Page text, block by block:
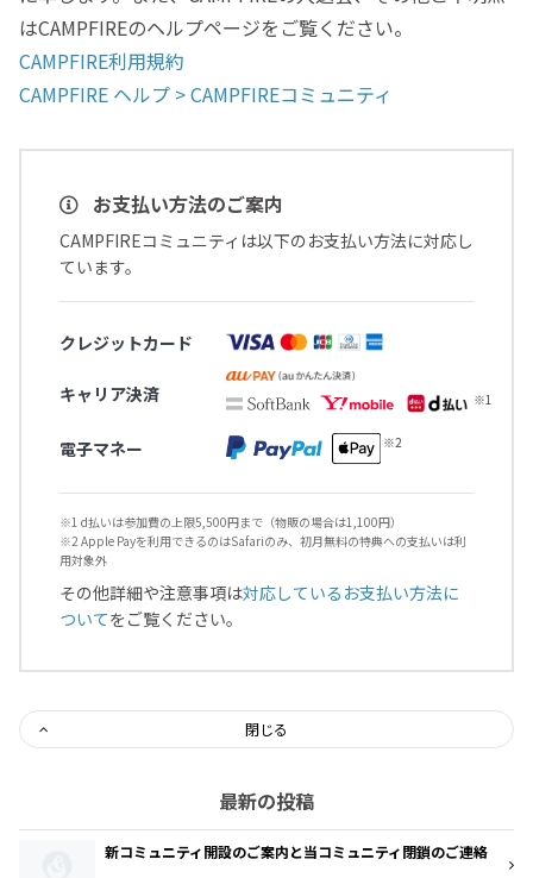
はCAMPFIREのヘルプページをご覧ください。
CAMPFIRE利用規約
CAMPFIRE ヘルプ > CAMPFIREコミュニティ
お支払い方法のご案内
CAMPFIREコミュニティは以下のお支払い方法に対応し
ています。
クレジットカード
キャリア決済
電子マネー
※1 d払いは参加費の上限5,500円まで（物販の場合は1,100円）
※2 Apple Payを利用できるのはSafariのみ、初月無料の特典への支払いは利
用対象外
その他詳細や注意事項は対応しているお支払い方法に
ついてをご覧ください。
閉じる
最新の投稿
新コミュニティ開設のご案内と当コミュニティ閉鎖のご連絡